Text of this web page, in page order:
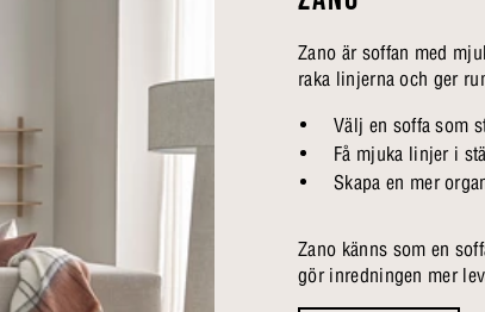
Zano är soffan med
raka linjerna och ger
Välj en soffa som
Få mjuka linjer i
Skapa en mer
Zano känns som en
gör inredningen mer